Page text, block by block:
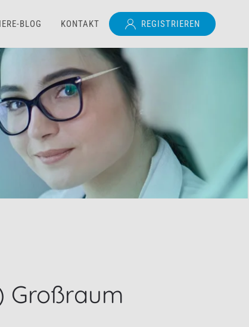
BLOG KONTAKT REGISTRIEREN
Großraum